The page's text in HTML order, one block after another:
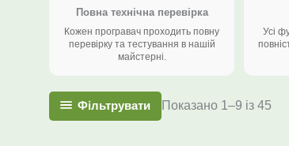
Повна технічна перевірка
Кожен програвач проходить повну
перевірку та тестування в нашій
майстерні.
Усі
Фільтрувати Показано 1–9 із 45